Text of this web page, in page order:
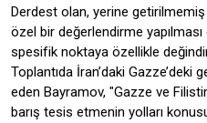
Derdest olan, yerine
özel bir değerlendirme
spesifik noktaya özellikle
Toplantıda İran’daki Gazze’deki
eden Bayramov, "Gazze ve
barış tesis etmenin yolları